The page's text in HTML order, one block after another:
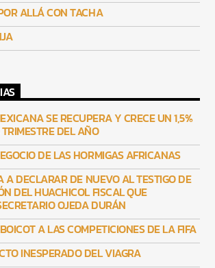
ALLÁ CON TACHA
SE RECUPERA Y CRECE UN 1,5%
DEL AÑO
DE LAS HORMIGAS AFRICANAS
A DECLARAR DE NUEVO AL TESTIGO DE
DEL HUACHICOL FISCAL QUE
OJEDA DURÁN
A LAS COMPETICIONES DE LA FIFA
INESPERADO DEL VIAGRA